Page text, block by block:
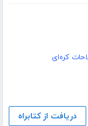
کره‌ای
دریافت از کتابراه